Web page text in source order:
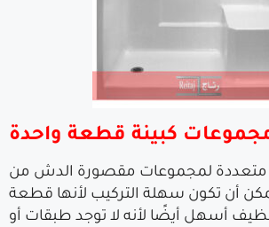
متعددة لمجموعات مقصورة الدش من
أن تكون سهلة التركيب لأنها قطعة
أسهل أيضًا لأنه لا توجد طبقات أو